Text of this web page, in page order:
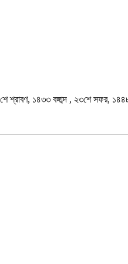
শ্রাবণ, ১৪৩৩ বঙ্গাব্দ , ২৩শে সফর,